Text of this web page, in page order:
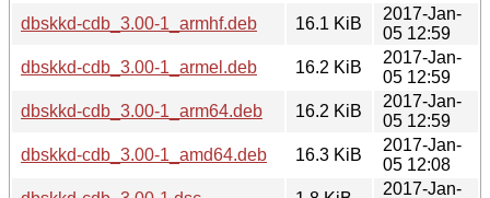
dbskkd-cdb_3.00-1_armhf.deb
16.1 KiB
2017-Jan-
05 12:59
dbskkd-cdb_3.00-1_armel.deb
16.2 KiB
2017-Jan-
05 12:59
dbskkd-cdb_3.00-1_arm64.deb
16.2 KiB
2017-Jan-
05 12:59
dbskkd-cdb_3.00-1_amd64.deb
16.3 KiB
2017-Jan-
05 12:08
2017-Jan-